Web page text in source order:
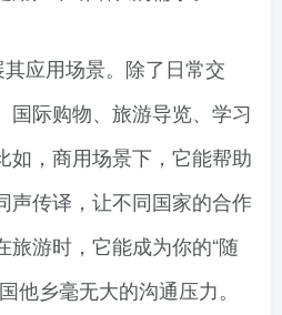
应用场景。除了日常交
国际购物、旅游导览、学习
如，商用场景下，它能帮助
声传译，让不同国家的合作
旅游时，它能成为你的“随
他乡毫无大的沟通压力。